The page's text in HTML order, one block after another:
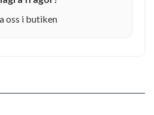
oss i butiken